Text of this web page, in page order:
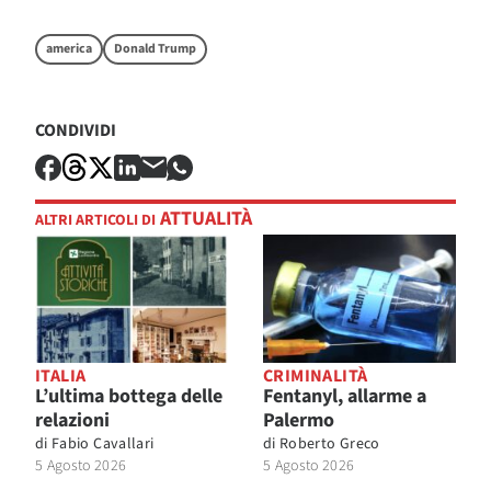
america Donald Trump
CONDIVIDI
ALTRI ARTICOLI DI ATTUALITÀ
ITALIA
L’ultima bottega delle
relazioni
di Fabio Cavallari
5 Agosto 2026
CRIMINALITÀ
Fentanyl, allarme a
Palermo
di Roberto Greco
5 Agosto 2026